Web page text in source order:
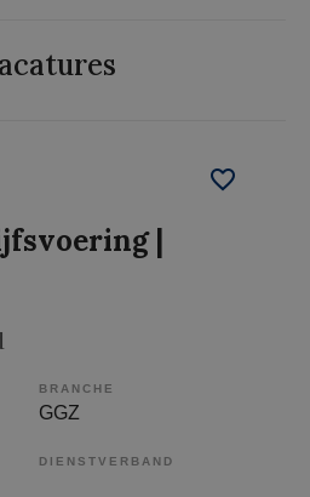
|
BRANCHE
GGZ
DIENSTVERBAND